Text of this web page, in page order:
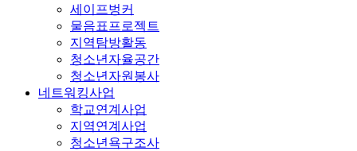
세이프벙커
물음표프로젝트
지역탐방활동
청소년자율공간
청소년자원봉사
네트워킹사업
학교연계사업
지역연계사업
청소년욕구조사